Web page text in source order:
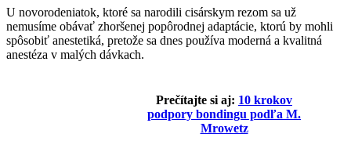
U novorodeniatok, ktoré sa narodili cisárskym rezom sa už
nemusíme obávať zhoršenej popôrodnej adaptácie, ktorú by mohli
spôsobiť anestetiká, pretože sa dnes používa moderná a kvalitná
anestéza v malých dávkach.
Prečítajte si aj: 10 krokov
podpory bondingu podľa M.
Mrowetz